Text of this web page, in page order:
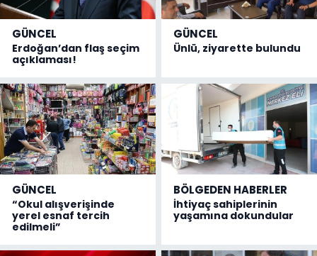
GÜNCEL
Erdoğan’dan flaş seçim
açıklaması!
GÜNCEL
Ünlü, ziyarette bulundu
GÜNCEL
“Okul alışverişinde
yerel esnaf tercih
edilmeli”
BÖLGEDEN HABERLER
İhtiyaç sahiplerinin
yaşamına dokundular